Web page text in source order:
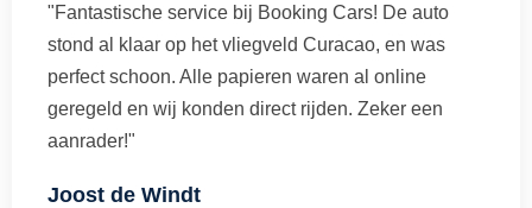
"Fantastische service bij Booking Cars! De auto
stond al klaar op het vliegveld Curacao, en was
perfect schoon. Alle papieren waren al online
geregeld en wij konden direct rijden. Zeker een
aanrader!"
Joost de Windt